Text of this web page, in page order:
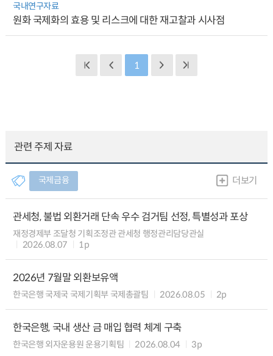
국내연구자료
원화 국제화의 효용 및 리스크에 대한 재고찰과 시사점
1
관련 주제 자료
국제금융 더보기
관세청, 불법 외환거래 단속 우수 검거팀 선정, 특별성과 포상
재정경제부 조달청 기획조정관 관세청 행정관리담당관실
2026.08.07
1p
2026년 7월말 외환보유액
한국은행 국제국 국제기획부 국제총괄팀 2026.08.05 2p
한국은행, 국내 생산 금 매입 협력 체계 구축
한국은행 외자운용원 운용기획팀 2026.08.04 3p